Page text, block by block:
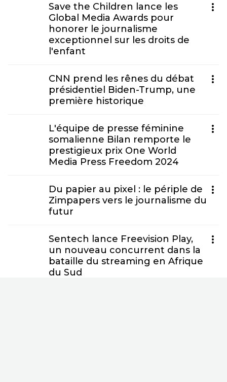
Save the Children lance les
Global Media Awards pour
honorer le journalisme
exceptionnel sur les droits de
l'enfant
CNN prend les rênes du débat
présidentiel Biden-Trump, une
première historique
L'équipe de presse féminine
somalienne Bilan remporte le
prestigieux prix One World
Media Press Freedom 2024
Du papier au pixel : le périple de
Zimpapers vers le journalisme du
futur
Sentech lance Freevision Play,
un nouveau concurrent dans la
bataille du streaming en Afrique
du Sud